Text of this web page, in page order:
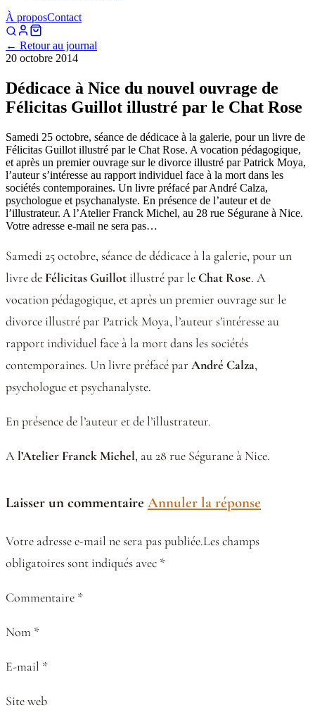
À proposContact
← Retour au journal
20 octobre 2014
Dédicace à Nice du nouvel ouvrage de
Félicitas Guillot illustré par le Chat Rose
Samedi 25 octobre, séance de dédicace à la galerie, pour un livre de
Félicitas Guillot illustré par le Chat Rose. A vocation pédagogique,
et après un premier ouvrage sur le divorce illustré par Patrick Moya,
l’auteur s’intéresse au rapport individuel face à la mort dans les
sociétés contemporaines. Un livre préfacé par André Calza,
psychologue et psychanalyste. En présence de l’auteur et de
l’illustrateur. A l’Atelier Franck Michel, au 28 rue Ségurane à Nice.
Votre adresse e-mail ne sera pas…
Samedi 25 octobre, séance de dédicace à la galerie, pour un
livre de Félicitas Guillot illustré par le Chat Rose. A
vocation pédagogique, et après un premier ouvrage sur le
divorce illustré par Patrick Moya, l’auteur s’intéresse au
rapport individuel face à la mort dans les sociétés
contemporaines. Un livre préfacé par André Calza,
psychologue et psychanalyste.
En présence de l’auteur et de l’illustrateur.
Al’Atelier Franck Michel, au 28 rue Ségurane à Nice.
Laisser un commentaire Annuler la réponse
Votre adresse e-mail ne sera pas publiée.Les champs
obligatoires sont indiqués avec *
Commentaire *
Nom *
E-mail *
Site web